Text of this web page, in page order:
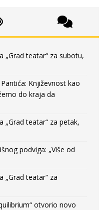
„Grad teatar“ za subotu,
Književnost kao
do kraja da
„Grad teatar“ za petak,
podviga: „Više od
„Grad teatar“ za
otvorio novo